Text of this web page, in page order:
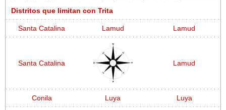
Distritos que limitan con Trita
Santa Catalina Lamud Lamud
Santa Catalina Lamud
Conila Luya Luya